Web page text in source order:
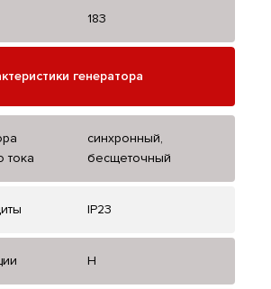
183
генератора
тока
синхронный,
бесщеточный
IP23
H